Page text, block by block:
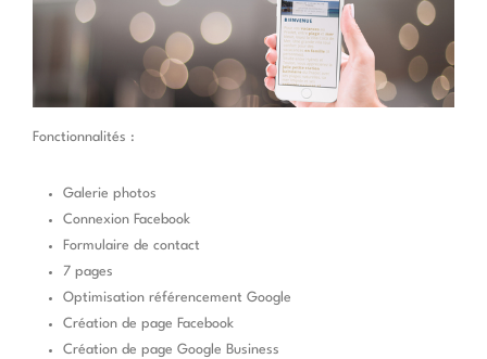
Fonctionnalités :
Galerie photos
Connexion Facebook
Formulaire de contact
7 pages
Optimisation référencement Google
Création de page Facebook
Création de page Google Business